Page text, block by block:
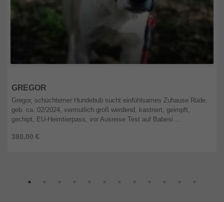
GREGOR
380,00 €
Gregor, schüchterner Hundebub sucht einfühlsames Zuhause Rüde,
geb. ca. 02/2024, vermutlich groß werdend, kastriert, geimpft,
gechipt, EU-Heimtierpass, vor Ausreise Test auf Babesi ...